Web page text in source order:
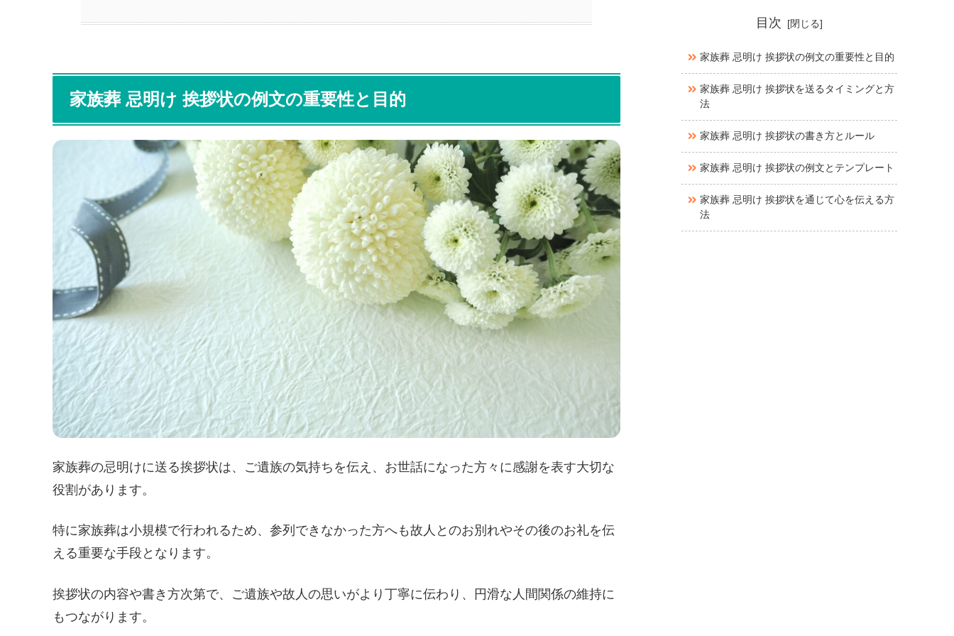
家族葬 忌明け 挨拶状の例文の重要性と目的
家族葬の忌明けに送る挨拶状は、ご遺族の気持ちを伝え、お世話になった方々に感謝を表す大切な
役割があります。
特に家族葬は小規模で行われるため、参列できなかった方へも故人とのお別れやその後のお礼を伝
える重要な手段となります。
挨拶状の内容や書き方次第で、ご遺族や故人の思いがより丁寧に伝わり、円滑な人間関係の維持に
もつながります。
目次
家族葬 忌明け 挨拶状の例文の重要性と目的
家族葬 忌明け 挨拶状を送るタイミングと方
法
家族葬 忌明け 挨拶状の書き方とルール
家族葬 忌明け 挨拶状の例文とテンプレート
家族葬 忌明け 挨拶状を通じて心を伝える方
法